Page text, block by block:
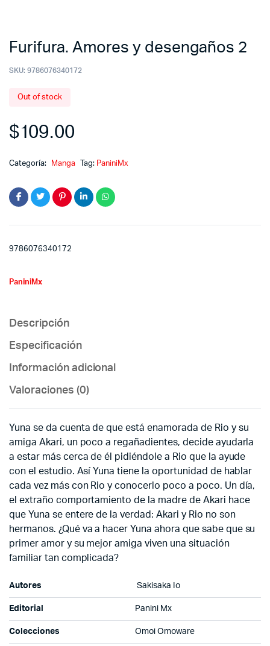
Furifura. Amores y desengaños 2
SKU: 9786076340172
Out of stock
$109.00
Categoría: Manga Tag: PaniniMx
9786076340172
PaniniMx
Descripción
Especificación
Información adicional
Valoraciones (0)
Yuna se da cuenta de que está enamorada de Rio y su
amiga Akari, un poco a regañadientes, decide ayudarla
a estar más cerca de él pidiéndole a Rio que la ayude
con el estudio. Así Yuna tiene la oportunidad de hablar
cada vez más con Rio y conocerlo poco a poco. Un día,
el extraño comportamiento de la madre de Akari hace
que Yuna se entere de la verdad: Akari y Rio no son
hermanos. ¿Qué va a hacer Yuna ahora que sabe que su
primer amor y su mejor amiga viven una situación
familiar tan complicada?
Autores Sakisaka Io
Editorial Panini Mx
Colecciones Omoi Omoware